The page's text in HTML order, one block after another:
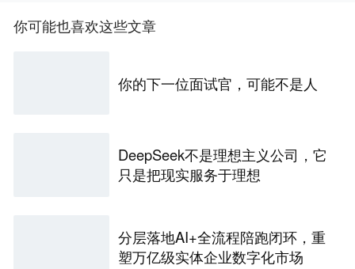
你可能也喜欢这些文章
你的下一位面试官，可能不是人
DeepSeek不是理想主义公司，它
只是把现实服务于理想
分层落地AI+全流程陪跑闭环，重
塑万亿级实体企业数字化市场